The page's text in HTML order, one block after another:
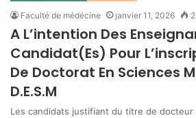
Faculté de médécine janvier 11, 2026
A L’intention Des
Candidat(Es) Pour
De Doctorat En Sciences
D.E.S.M
Les candidats justifiant du titre de docteur